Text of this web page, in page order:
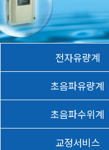
전자유량계
초음파유량계
초음파수위계
교정서비스